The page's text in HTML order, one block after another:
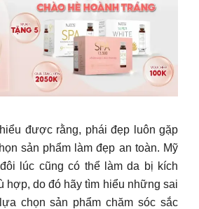
hiểu được rằng, phái đẹp luôn gặp
sản phẩm làm đẹp an toàn. Mỹ
lúc cũng có thể làm da bị kích
hợp, do đó hãy tìm hiểu những sai
chọn sản phẩm chăm sóc sắc